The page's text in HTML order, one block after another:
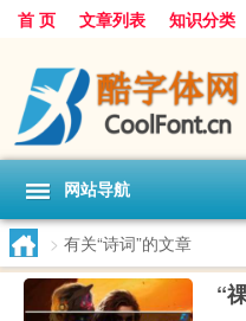
首 页 文章列表 知识分类
网站导航
> 有关“诗词”的文章
“